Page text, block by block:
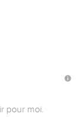
pour moi.